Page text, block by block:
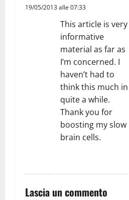
19/05/2013 alle 07:33
This article is very
informative
material as far as
I’m concerned. I
haven’t had to
think this much in
quite a while.
Thank you for
boosting my slow
brain cells.
Lascia un commento